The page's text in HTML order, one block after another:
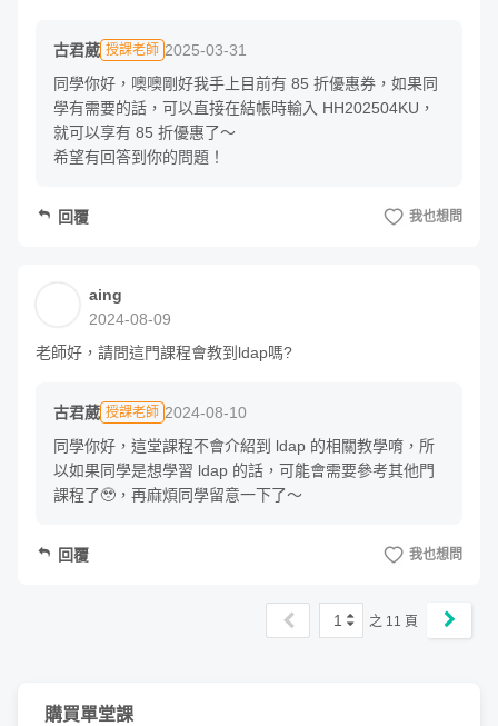
哈囉大家好，我是古君葳（也可以叫我古古），我畢業於台
灣大學資工所，曾在 Garmin 擔任 Java 資深後端工程師，
也有在 Hahow 開設過兩門程式課程，並且有超過 3200+ 位
同學參與課程。現為自由工作者，持續探索軟體工程師的更
多可能性！
Hahow 開設課程
Github 免費架站術！輕鬆打造個人品牌
（1700+位同學
同學參與，5.0 好評）
古君葳 授課老師 2025-03-31
同學你好，噢噢剛好我手上目前有 85 折優惠券，如果同
學有需要的話，可以直接在結帳時輸入 HH202504KU，
就可以享有 85 折優惠了～
希望有回答到你的問題！
回覆 我也想問
aing
2024-08-09
老師好，請問這門課程會教到ldap嗎?
古君葳 授課老師 2024-08-10
同學你好，這堂課程不會介紹到 ldap 的相關教學唷，所
以如果同學是想學習 ldap 的話，可能會需要參考其他門
課程了🥹，再麻煩同學留意一下了～
回覆 我也想問
1 之 11 頁
購買單堂課